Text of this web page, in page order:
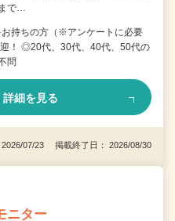
で…
持ちの方（※アンケートに必要
！ ◎20代、30代、40代、50代の
問
詳細を見る
2026/07/23 掲載終了日： 2026/08/30
ニター